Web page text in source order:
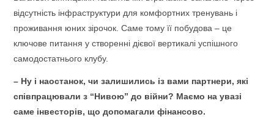
відсутність інфраструктури для комфортних тренувань і
проживання юних зірочок. Саме тому її побудова – це
ключове питання у створенні дієвої вертикалі успішного
самодостатнього клубу.
– Ну і наостанок, чи залишились із вами партнери, які
співпрацювали з “Нивою” до війни? Маємо на увазі
саме інвесторів, що допомагали фінансово.